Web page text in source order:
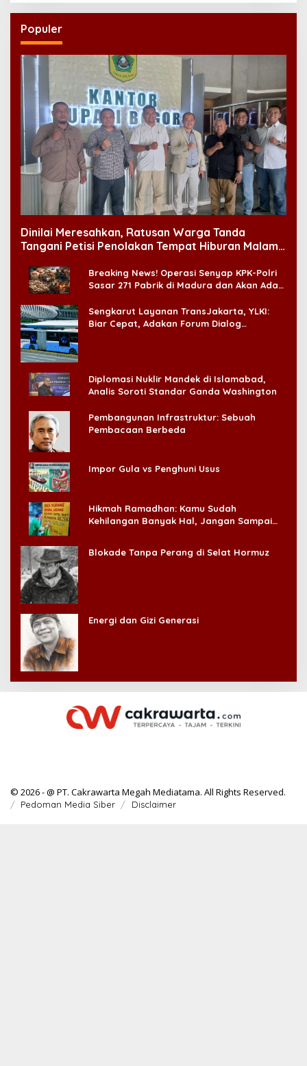
Populer
Dinilai Meresahkan, Ratusan Warga Tanda
Tangani Petisi Penolakan Tempat Hiburan Malam
Breaking News! Operasi Senyap KPK-Polri
Sasar 271 Pabrik di Madura dan Akan Ada
Sengkarut Layanan TransJakarta, YLKI:
Biar Cepat, Adakan Forum Dialog
Diplomasi Nuklir Mandek di Islamabad,
Analis Soroti Standar Ganda Washington
Pembangunan Infrastruktur: Sebuah
Pembacaan Berbeda
Impor Gula vs Penghuni Usus
Hikmah Ramadhan: Kamu Sudah
Kehilangan Banyak Hal, Jangan Sampai
Blokade Tanpa Perang di Selat Hormuz
Energi dan Gizi Generasi
© 2026 - @ PT. Cakrawarta Megah Mediatama. All Rights Reserved.
Pedoman Media Siber Disclaimer